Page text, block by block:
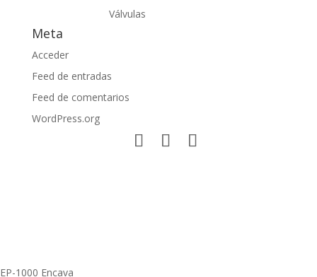
Válvulas
Meta
Acceder
Feed de entradas
Feed de comentarios
WordPress.org
EP-1000 Encava